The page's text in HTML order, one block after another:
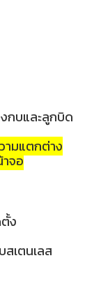
งกบและลูกบิด
มแตกต่าง
จอ
ง
เตนเลส